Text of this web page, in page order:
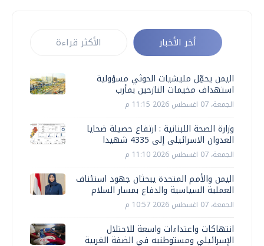
أخر الأخبار الأكثر قراءة
اليمن يحمِّل مليشيات الحوثي مسؤولية
استهداف مخيمات النازحين بمأرب
الجمعة، 07 اغسطس 2026 11:15 م
وزارة الصحة اللبنانية : ارتفاع حصيلة ضحايا
العدوان الاسرائيلى إلى 4335 شهيدا
الجمعة، 07 اغسطس 2026 11:10 م
اليمن والأمم المتحدة يبحثان جهود استئناف
العملية السياسية والدفاع بمسار السلام
الجمعة، 07 اغسطس 2026 10:57 م
انتهاكات واعتداءات واسعة للاحتلال
الإسرائيلي ومستوطنيه في الضفة الغربية